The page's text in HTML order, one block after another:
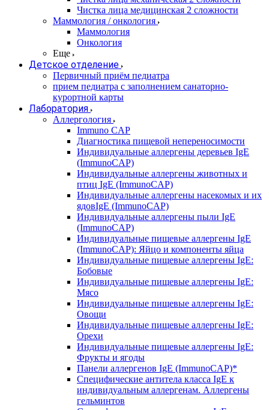
Чистка лица медицинская 2 сложности
Маммология / онкология
Маммология
Онкология
Еще
Детское отделение
Первичный приём педиатра
прием педиатра с заполнением санаторно-
курортной карты
Лаборатория
Аллергология
Immuno CAP
Диагностика пищевой непереносимости
Индивидуальные аллергены деревьев IgE
(ImmunoCAP)
Индивидуальные аллергены животных и
птиц IgE (ImmunoCAP)
Индивидуальные аллергены насекомых и их
ядовIgE (ImmunoCAP)
Индивидуальные аллергены пыли IgE
(ImmunoCAP)
Индивидуальные пищевые аллергены IgE
(ImmunoCAP): Яйцо и компоненты яйца
Индивидуальные пищевые аллергены IgE:
Бобовые
Индивидуальные пищевые аллергены IgE:
Мясо
Индивидуальные пищевые аллергены IgE:
Овощи
Индивидуальные пищевые аллергены IgE:
Орехи
Индивидуальные пищевые аллергены IgE:
Фрукты и ягоды
Панели аллергенов IgE (ImmunoCAP)*
Специфические антитела класса IgE к
индивидуальным аллергенам. Аллергены
гельминтов